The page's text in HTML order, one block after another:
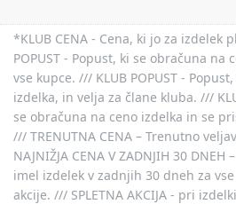
*KLUB CENA - Cena, ki jo za izdelek
POPUST - Popust, ki se obračuna na
vse kupce. /// KLUB POPUST -
izdelka, in velja za člane kluba. ///
se obračuna na ceno izdelka in se
/// TRENUTNA CENA – Trenutno
NAJNIŽJA CENA V ZADNJIH 30
imel izdelek v zadnjih 30 dneh za
akcije. /// SPLETNA AKCIJA - pri